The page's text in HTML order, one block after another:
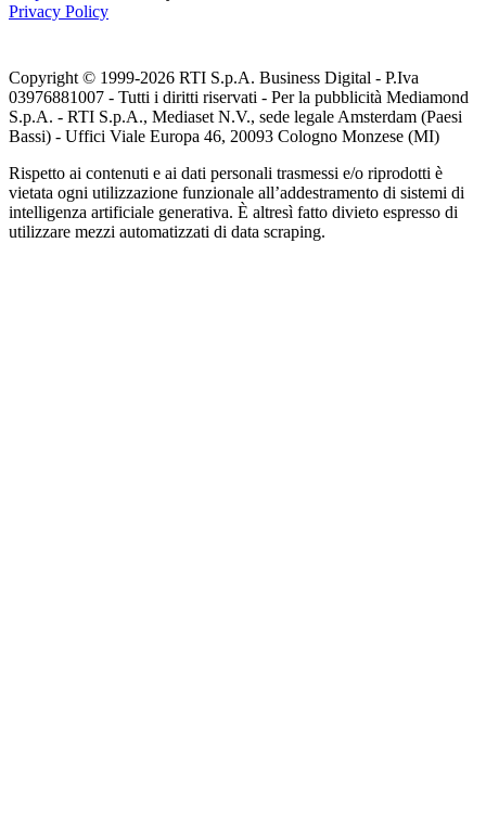
Privacy Policy
Copyright © 1999-2026 RTI S.p.A. Business Digital - P.Iva
03976881007 - Tutti i diritti riservati - Per la pubblicità Mediamond
S.p.A. - RTI S.p.A., Mediaset N.V., sede legale Amsterdam (Paesi
Bassi) - Uffici Viale Europa 46, 20093 Cologno Monzese (MI)
Rispetto ai contenuti e ai dati personali trasmessi e/o riprodotti è
vietata ogni utilizzazione funzionale all’addestramento di sistemi di
intelligenza artificiale generativa. È altresì fatto divieto espresso di
utilizzare mezzi automatizzati di data scraping.